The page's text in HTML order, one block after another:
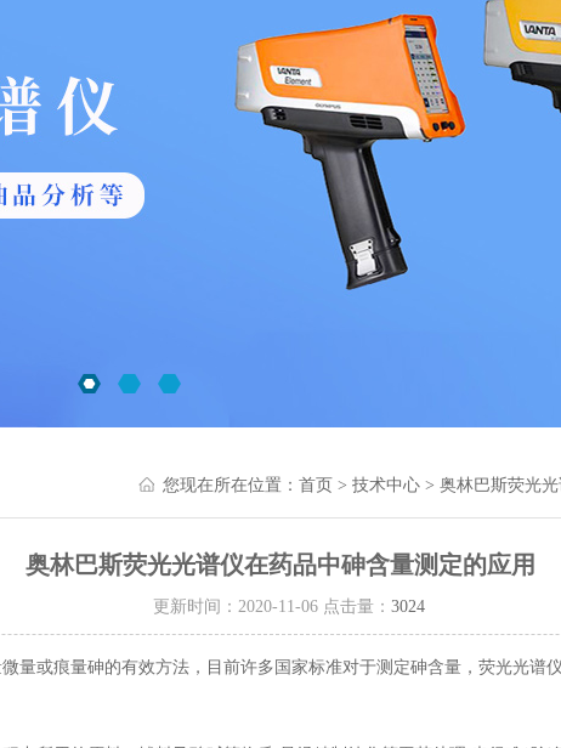
您现在所在位置： 首页 > 技术中心 > 奥林巴斯荧光
奥林巴斯荧光光谱仪在药品中砷含量测定的应用
更新时间：2020-11-06 点击量： 3024
量或痕量砷的有效方法，目前许多国家标准对于测定砷含量，荧光光谱